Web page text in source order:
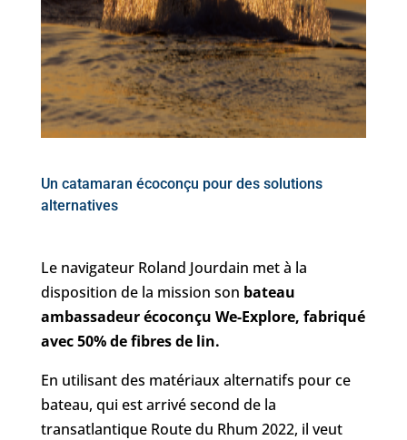
Un catamaran écoconçu pour des solutions
alternatives
Le navigateur Roland Jourdain met à la
disposition de la mission son bateau
ambassadeur écoconçu We-Explore, fabriqué
avec 50% de fibres de lin.
En utilisant des matériaux alternatifs pour ce
bateau, qui est arrivé second de la
transatlantique Route du Rhum 2022, il veut